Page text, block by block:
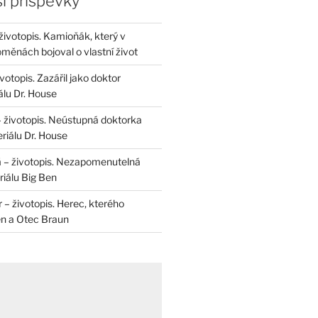
Kamioňák, který v
bojoval o vlastní život
Zazářil jako doktor
Dr. House
životopis. Neústupná doktorka
Dr. House
– životopis. Nezapomenutelná
Big Ben
– životopis. Herec, kterého
a Otec Braun